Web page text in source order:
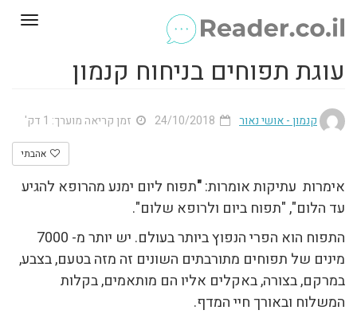
עוגת תפוחים בניחוח קנמון
קנמון - אושי נאור זמן קריאה מוערך: 1 דק'
אהבתי
אימרות עתיקות אומרות:"תפוח ליום ימנע מהרופא להגיע
עד הלום", "תפוח ביום ולרופא שלום".
התפוח הוא הפרי הנפוץ ביותר בעולם. יש יותר מ- 7000
מינים של תפוחים מתורבתים השונים זה מזה בטעם, בצבע,
במרקם, בצורה, באקלים אליו הם מותאמים, בקלות
המשלוח ובאורך חיי המדף.